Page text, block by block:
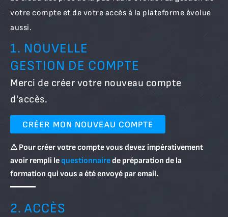
votre compte et de votre accès à la plateforme évolue
aussi.
1. NOUVELLE
GESTION DE COMPTE
Merci de créer votre nouveau compte
d'accès.
CRÉER MON NOUVEAU COMPTE
⚠ Pour créer votre compte vous devez impérativement
avoir rempli lequestionnairede préparation de la
formation qui vous a été envoyé par email.
2. ACCÈS